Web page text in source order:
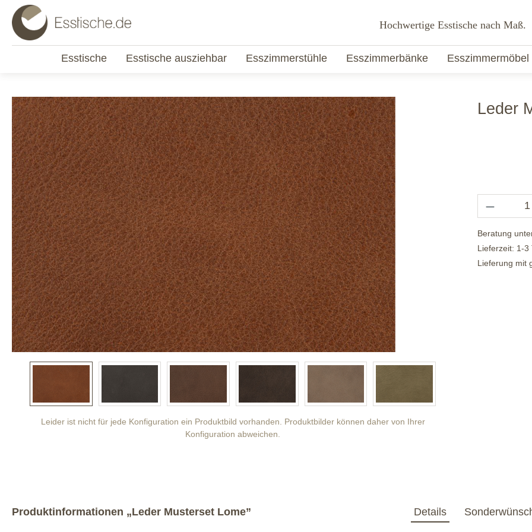
Hochwertige Esstische nach Maß.
Esstische Esstische ausziehbar Esszimmerstühle Esszimmerbänke Esszimmermöbel
Leider ist nicht für jede Konfiguration ein Produktbild vorhanden. Produktbilder können daher von Ihrer
Konfiguration abweichen.
Leder
Beratung
Lieferzeit: 1-3
Lieferung mit
Produktinformationen „Leder Musterset Lome” Details